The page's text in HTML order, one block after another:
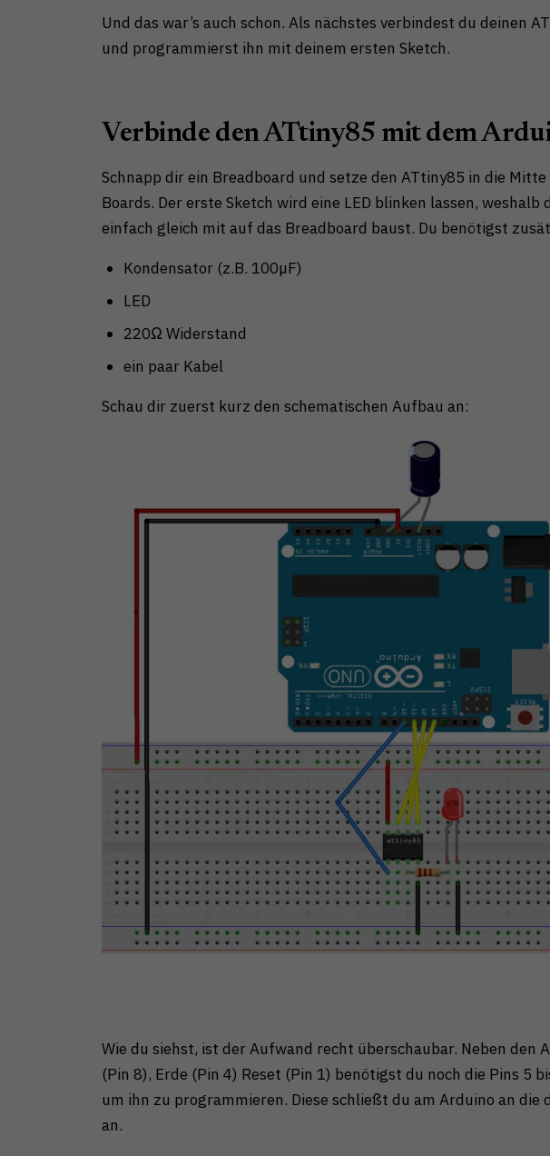
Und das war’s auch schon. Als nächstes verbindest du deinen
und programmierst ihn mit deinem ersten Sketch.
Verbinde den ATtiny85 mit dem
Schnapp dir ein Breadboard und setze den ATtiny85 in die Mitte
Boards. Der erste Sketch wird eine LED blinken lassen, weshalb
einfach gleich mit auf das Breadboard baust. Du benötigst
Kondensator (z.B. 100µF)
LED
220Ω Widerstand
ein paar Kabel
Schau dir zuerst kurz den schematischen Aufbau an:
Wie du siehst, ist der Aufwand recht überschaubar. Neben den
(Pin 8), Erde (Pin 4) Reset (Pin 1) benötigst du noch die Pins 5
um ihn zu programmieren. Diese schließt du am Arduino an die
an.